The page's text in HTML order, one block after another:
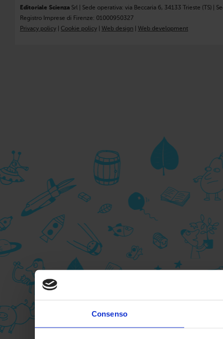
Consenso
Editoriale Scienza Srl | Sede operativa: via Beccaria 6, 34133 Trieste (TS) |
Registro Imprese di Firenze: 01000950327
Privacy policy
Cookie policy Web design Web development